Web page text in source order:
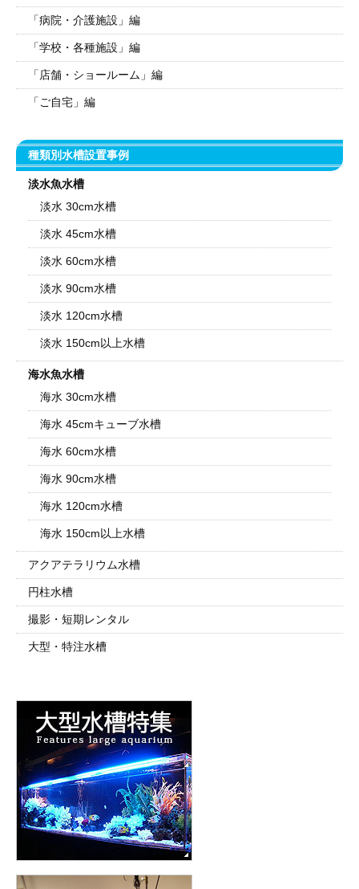
「病院・介護施設」編
「学校・各種施設」編
「店舗・ショールーム」編
「ご自宅」編
種類別水槽設置事例
淡水魚水槽
淡水 30cm水槽
淡水 45cm水槽
淡水 60cm水槽
淡水 90cm水槽
淡水 120cm水槽
淡水 150cm以上水槽
海水魚水槽
海水 30cm水槽
海水 45cmキューブ水槽
海水 60cm水槽
海水 90cm水槽
海水 120cm水槽
海水 150cm以上水槽
アクアテラリウム水槽
円柱水槽
撮影・短期レンタル
大型・特注水槽